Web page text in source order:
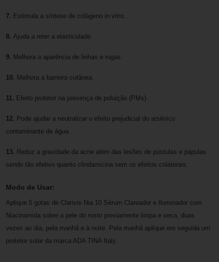
7. Estimula a síntese de colágeno in vitro.
8. Ajuda a reter a elasticidade.
9. Melhora a aparência de linhas e rugas.
10. Melhora a barreira cutânea.
11. Efeito protetor na presença de poluição (PMs).
12. Pode ajudar a neutralizar o efeito prejudicial do arsênico
contaminante de água.
13. Reduz a gravidade da acne além das lesões de pústulas e pápulas
sendo tão efetivo quanto clindamicina sem os efeitos colaterais.
Modo de Usar:
Aplique 5 gotas de Clarivis Nia 10 Sérum Clareador e Iluminador com
Niacinamida sobre a pele do rosto previamente limpa e seca, duas
vezes ao dia, pela manhã e à noite. Pela manhã aplique em seguida um
protetor solar da marca ADA TINA Italy.